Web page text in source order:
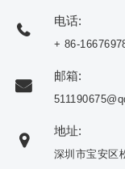
电话:
+ 86-
邮箱:
地址:
深圳市宝安区